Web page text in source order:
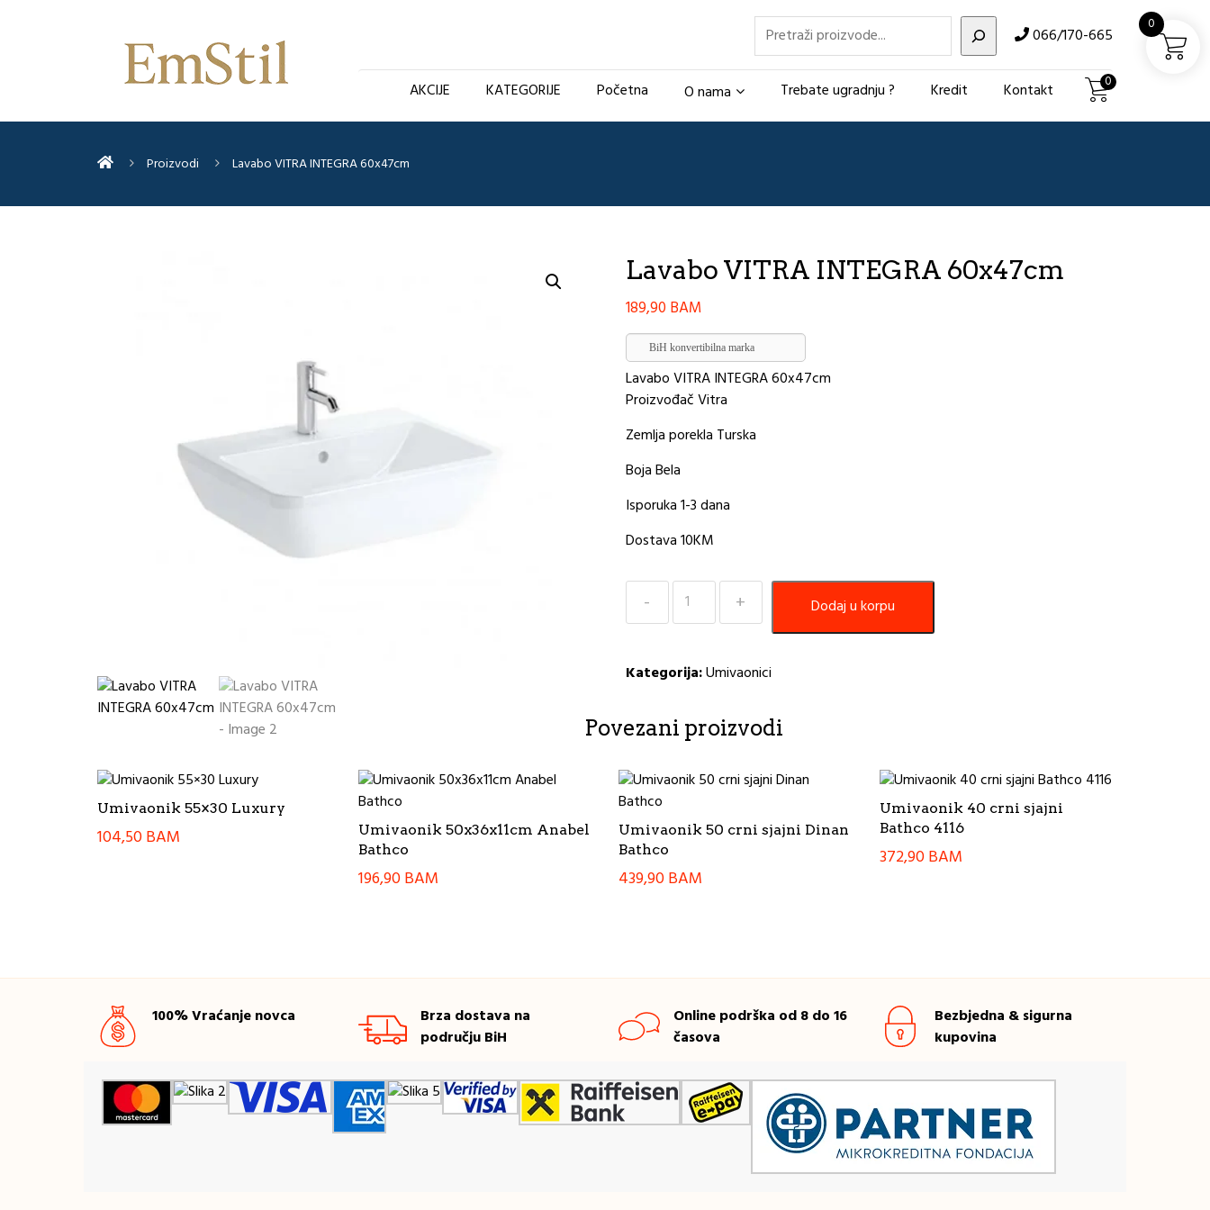
Pretraži 066/170-665
AKCIJE KATEGORIJE Početna O nama Trebate ugradnju ? Kredit Kontakt 0
Proizvodi Lavabo VITRA INTEGRA 60x47cm
Lavabo VITRA INTEGRA 60x47cm
189,90 BAM
BiH konvertibilna marka
Lavabo VITRA INTEGRA 60x47cm
Proizvođač Vitra
Zemlja porekla Turska
Boja Bela
Isporuka 1-3 dana
Dostava 10KM
Lavabo
VITRA
količina
Dodaj u korpu
Kategorija:Umivaonici
Povezani proizvodi
Umivaonik 55×30 Luxury
104,50BAM
Umivaonik 50x36x11cm Anabel
Bathco
196,90BAM
Umivaonik 50 crni sjajni Dinan
Bathco
439,90BAM
Umivaonik 40 crni sjajni
Bathco 4116
372,90BAM
100% Vraćanje novca
Brza dostava na
području BiH
Online podrška od 8 do 16
časova
Bezbjedna & sigurna
kupovina
0